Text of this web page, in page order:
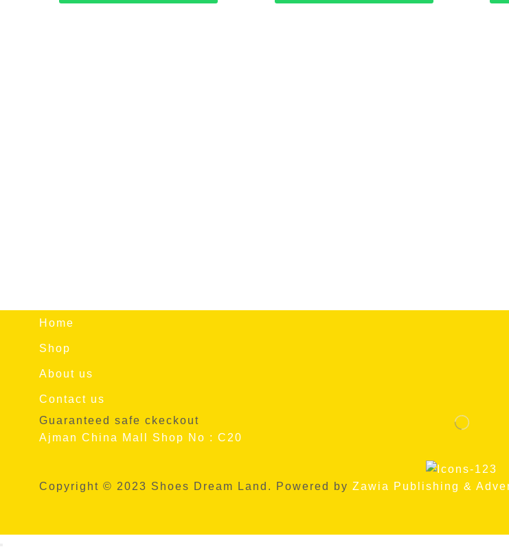
Home
Shop
About us
Contact us
Guaranteed safe ckeckout
Ajman China Mall Shop No : C20
Copyright © 2023 Shoes Dream Land. Powered by Zawia Publishing &